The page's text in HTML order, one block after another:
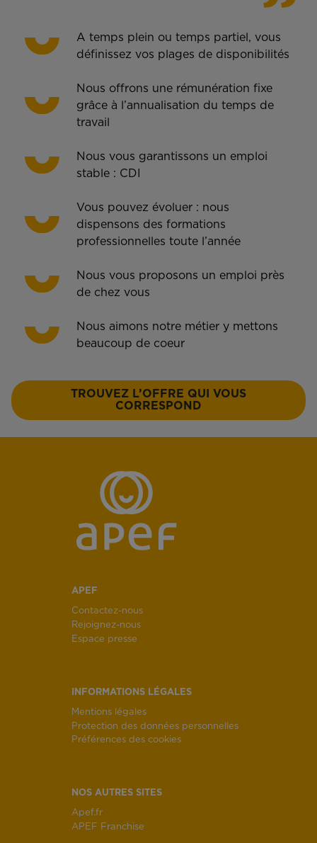
A temps plein ou temps partiel, vous
définissez vos plages de disponibilités
Nous offrons une rémunération fixe
grâce à l’annualisation du temps de
travail
Nous vous garantissons un emploi
stable : CDI
Vous pouvez évoluer : nous
dispensons des formations
professionnelles toute l’année
Nous vous proposons un emploi près
de chez vous
Nous aimons notre métier y mettons
beaucoup de coeur
TROUVEZ L’OFFRE QUI VOUS
CORRESPOND
APEF
Contactez-nous
Rejoignez-nous
Espace presse
INFORMATIONS LÉGALES
Mentions légales
Protection des données personnelles
Préférences des cookies
NOS AUTRES SITES
Apef.fr
APEF Franchise